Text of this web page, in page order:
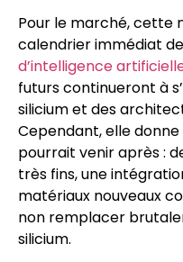
Pour le marché, cette
calendrier immédiat
d’intelligence
futurs continueront à
silicium et des
Cependant, elle
pourrait venir après :
très fins, une
matériaux nouveaux
non remplacer
silicium.